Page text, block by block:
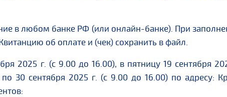
в любом банке РФ (или онлайн-банке). При
об оплате и (чек) сохранить в файл.
2025 г. (с 9.00 до 16.00), в пятницу 19 сентября
30 сентября 2025 г. (с 9.00 до 16.00) по адресу: